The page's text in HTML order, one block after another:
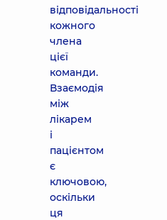
відповідальності
кожного
члена
цієї
команди.
Взаємодія
між
лікарем
і
пацієнтом
є
ключовою,
оскільки
ця